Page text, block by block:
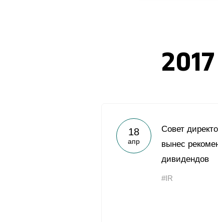
18
апр
Совет
вынес
дивидендов
#IR